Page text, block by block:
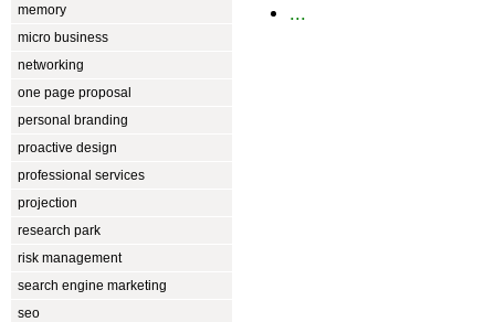
...
memory
micro business
networking
one page proposal
personal branding
proactive design
professional services
projection
research park
risk management
search engine marketing
seo